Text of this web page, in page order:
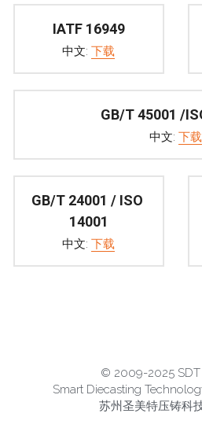
专利
位置
English
联系我
IATF 16949
中文: 下载
GB/T 45001 /
中文: 下载
GB/T 24001 / ISO
14001
中文: 下载
© 2009-2025
Smart Diecasting
苏州圣美特压铸科